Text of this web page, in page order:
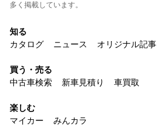
多く掲載しています。
知る
カタログ
ニュース オリジナル記事
買う・売る
中古車検索
新車見積り 車買取
楽しむ
マイカー
みんカラ